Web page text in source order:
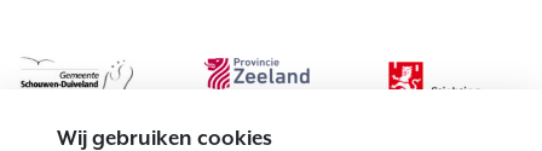
Wij gebruiken cookies